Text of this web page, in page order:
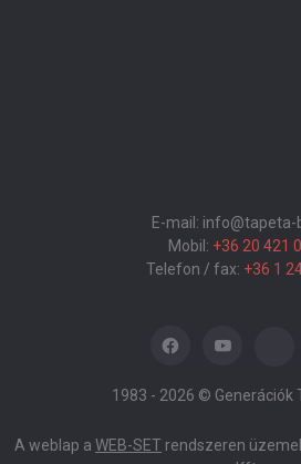
E-mail: info@tapeta-
Mobil: +36 20 421
Telefon / fax: +36 1
1983 - 2026 © Generációk
A weblap a WEB-SET rendszeren